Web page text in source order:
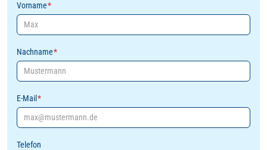
Vorname*
Nachname*
E-Mail *
Telefon